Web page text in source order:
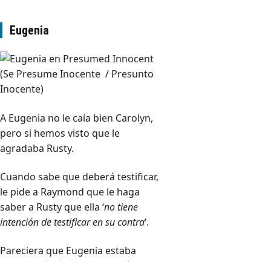
Eugenia
A Eugenia no le caía bien Carolyn,
pero si hemos visto que le
agradaba Rusty.
Cuando sabe que deberá testificar,
le pide a Raymond que le haga
saber a Rusty que ella ‘no tiene
intención de testificar en su contra‘.
Pareciera que Eugenia estaba